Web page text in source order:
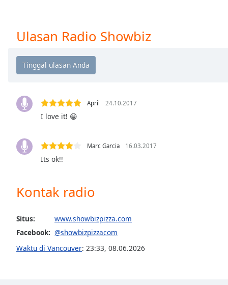
Playback
Rate
Chapters
Descriptions
descriptions
selected
settings,
subtitles
settings
dialog
subtitles
Ulasan Radio Showbiz
April 24.10.2017
I love it! 😁
Marc Garcia 16.03.2017
Its ok!!
Kontak radio
Situs:
www.showbizpizza.com
Facebook: @showbizpizzacom
Waktu di Vancouver: 23:33, 08.06.2026